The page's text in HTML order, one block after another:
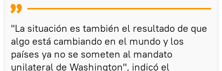
"La situación es también el resultado de que
algo está cambiando en el mundo y los
países ya no se someten al mandato
unilateral de Washington", indicó el